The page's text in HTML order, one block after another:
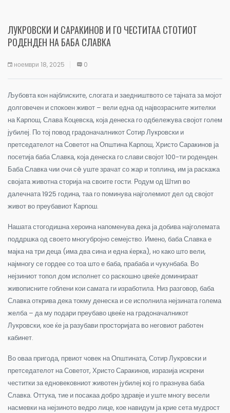
ЛУКРОВСКИ И САРАКИНОВ И ГО ЧЕСТИТАА СТОТИОТ
РОДЕНДЕН НА БАБА СЛАВКА
ноември 18, 2025 0
Љубовта кон најблиските, слогата и заедништвото се тајната за мојот
долговечен и спокоен живот – вели една од највозрасните жителки
на Карпош, Слава Коцевска, која денеска го одбележува својот голем
јубилеј. По тој повод градоначалникот Сотир Лукровски и
претседателот на Советот на Општина Карпош, Христо Саракинов ја
посетија баба Славка, која денеска го слави својот 100-ти роденден.
Баба Славка чии очи сè уште зрачат со жар и топлина, им ја раскажа
својата животна сторија на своите гости. Родум од Штип во
далечната 1925 година, таа го поминува најголемиот дел од својот
живот во преубавиот Карпош.
Нашата стогодишна хероина напоменува дека ја добива најголемата
поддршка од своето многубројно семејство. Имено, баба Славка е
мајка на три деца (има два сина и една ќерка), но како што вели,
најмногу се гордее со тоа што е баба, прабаба и чукунбаба. Во
нејзиниот топол дом исполнет со раскошно цвеќе доминираат
живописните гоблени кои самата ги изработила. Низ разговор, баба
Славка открива дека токму денеска и се исполнила нејзината голема
желба – да му подари преубаво цвеќе на градоначалникот
Лукровски, кое ќе ја разубави просторијата во неговиот работен
кабинет.
Во оваа пригода, првиот човек на Општината, Сотир Лукровски и
претседателот на Советот, Христо Саракинов, изразија искрени
честитки за едновековниот животен јубилеј кој го празнува баба
Славка. Оттука, тие и посакаа добро здравје и уште многу весели
насмевки на нејзиното ведро лице, кое навидум ја крие сета мудрост